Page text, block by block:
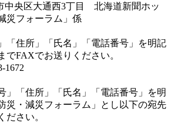
央区大通西3丁目 北海道新聞ホッ
災フォーラム」係
「住所」「氏名」「電話番号」を明記
でFAXでお送りください。
1672
「住所」「氏名」「電話番号」を明
災・減災フォーラム」とし以下の宛先
ださい。